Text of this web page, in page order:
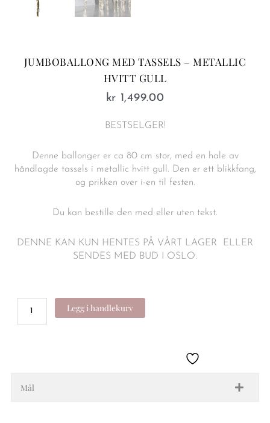
JUMBOBALLONG MED TASSELS – METALLIC
HVITT GULL
kr 1,499.00
BESTSELGER!
Denne ballonger er ca 80 cm stor, med en hale av
håndlagde tassels i metallic hvitt gull. Den er ett blikkfang,
og prikken over i-en til festen.
Du kan bestille den med eller uten tekst.
DENNE KAN KUN HENTES PÅ VÅRT LAGER ELLER
SENDES MED BUD I OSLO.
gull
Legg i handlekurv
Mål